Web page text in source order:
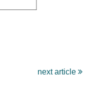
next article